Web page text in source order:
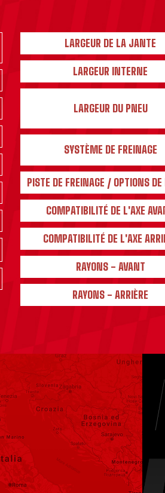
LARGEUR DE LA JANTE
LARGEUR INTERNE
LARGEUR DU PNEU
SYSTÈME DE FREINAGE
PISTE DE FREINAGE / OPTIONS
COMPATIBILITÉ DE L'AXE
COMPATIBILITÉ DE L'AXE
RAYONS - AVANT
RAYONS - ARRIÈRE